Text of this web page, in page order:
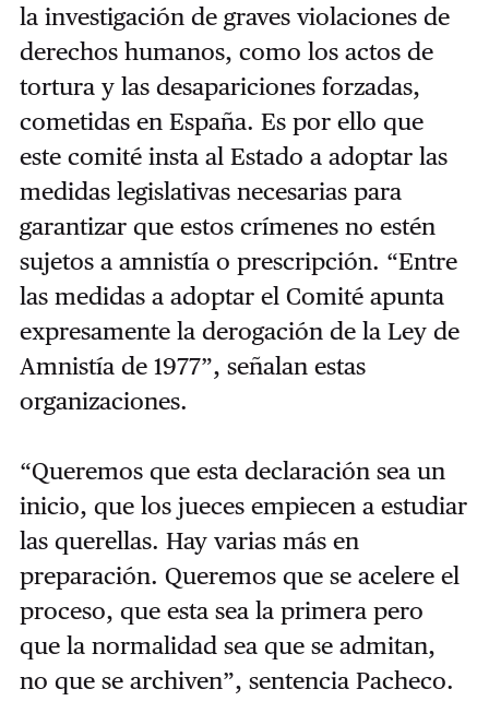
la investigación de graves violaciones de
derechos humanos, como los actos de
tortura y las desapariciones forzadas,
cometidas en España. Es por ello que
este comité insta al Estado a adoptar las
medidaslegislativas necesarias para
garantizar que estos crímenes no estén
sujetos a amnistía o prescripción. “Entre
las medidas a adoptar el Comité apunta
expresamente la derogación de la Ley de
Amnistía de 1977”, señalan estas
organizaciones.
“Queremos que esta declaración sea un
inicio, que los jueces empiecen a estudiar
las querellas. Hay varias más en
preparación. Queremos que se acelere el
proceso, que esta sea la primera pero
que la normalidad sea que se admitan,
no que se archiven”, sentencia Pacheco.